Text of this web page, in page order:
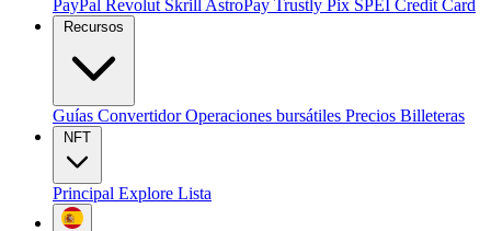
PayPal Revolut Skrill AstroPay Trustly Pix SPEI Credit Card
Recursos
Guías ConvertidorOperaciones bursátiles Precios Billeteras
NFT
Principal Explore Lista